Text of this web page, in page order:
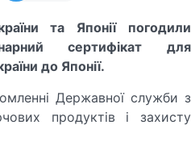
та Японії погодили
сертифікат для
до Японії.
Державної служби з
продуктів і захисту